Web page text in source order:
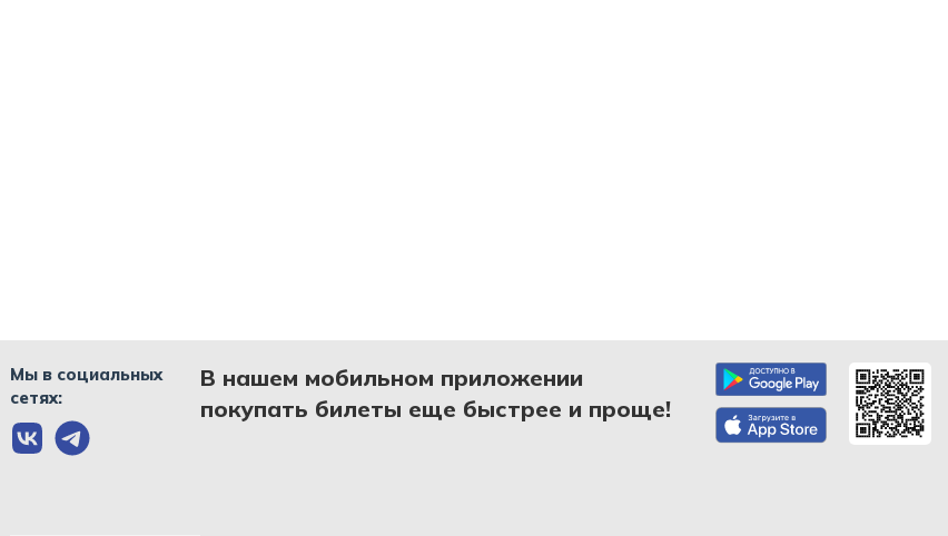
В нашем мобильном приложении
покупать билеты еще быстрее и проще!
Мы в социальных
сетях: